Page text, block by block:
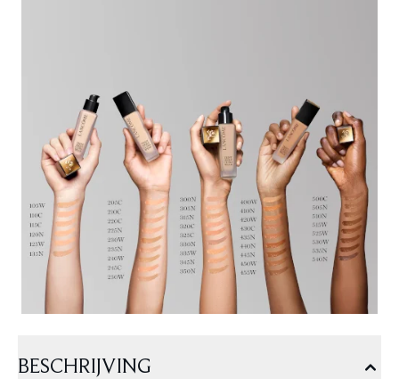
BESCHRIJVING